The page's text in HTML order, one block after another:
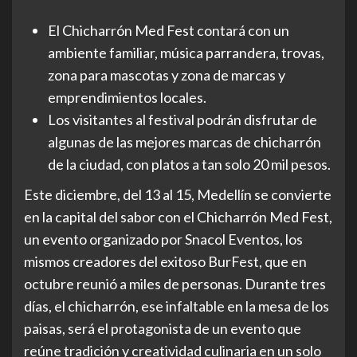
El Chicharrón Med Fest contará con un
ambiente familiar, música parrandera, trovas,
zona para mascotas y zona de marcas y
emprendimientos locales.
Los visitantes al festival podrán disfrutar de
algunas de las mejores marcas de chicharrón
de la ciudad, con platos a tan solo 20 mil pesos.
Este diciembre, del 13 al 15, Medellín se convierte
en la capital del sabor con el Chicharrón Med Fest,
un evento organizado por Snacol Eventos, los
mismos creadores del exitoso BurFest, que en
octubre reunió a miles de personas. Durante tres
días, el chicharrón, ese infaltable en la mesa de los
paisas, será el protagonista de un evento que
reúne tradición y creatividad culinaria en un solo